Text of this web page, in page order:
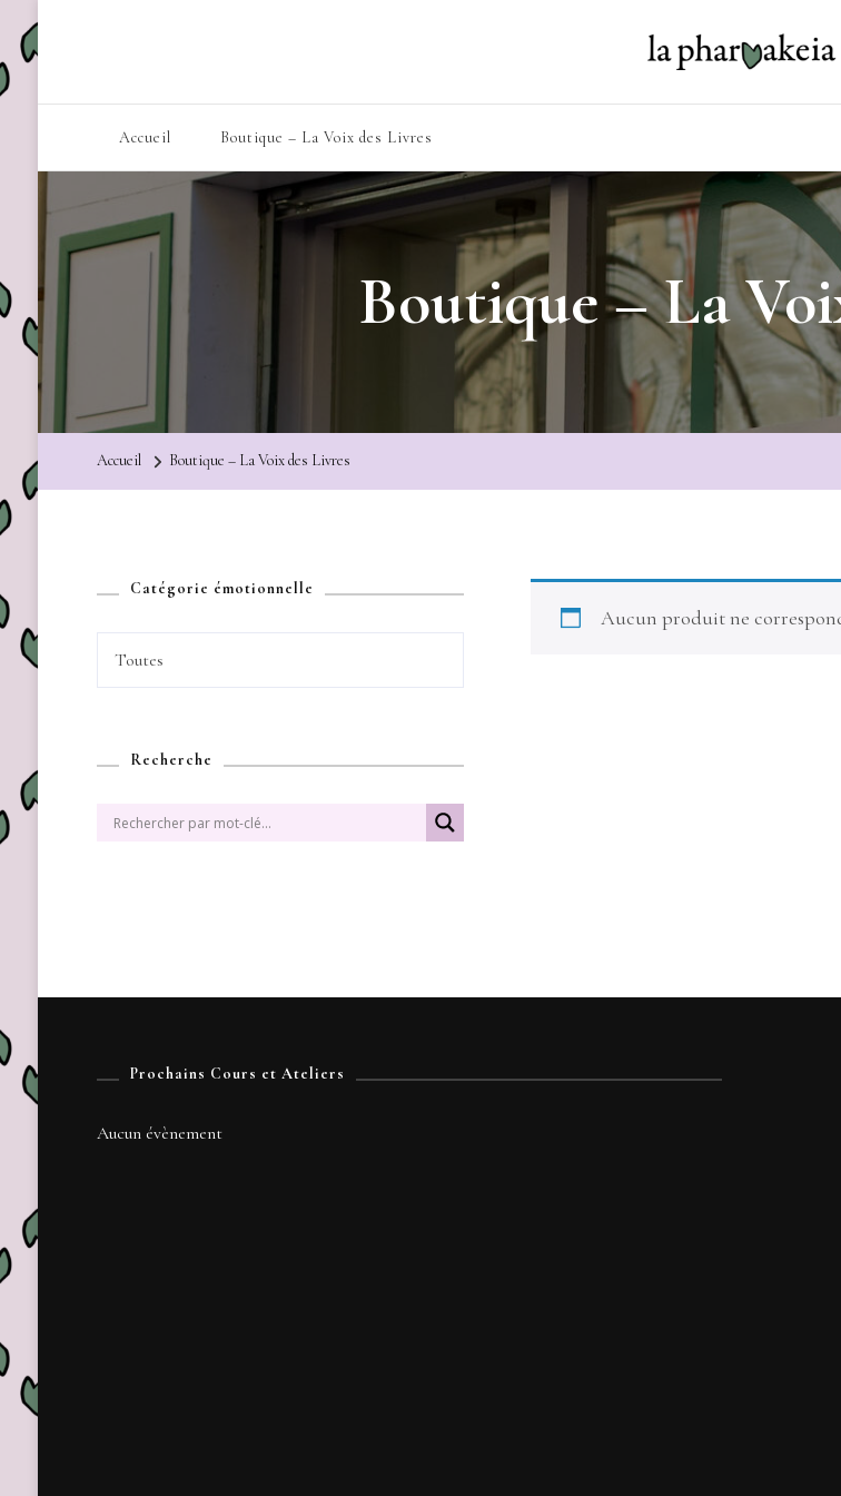
Accueil Boutique – La Voix des Livres
Boutique – La
Accueil Boutique – La Voix des Livres
Aucun produit ne
Catégorie émotionnelle
Toutes
Recherche
Prochains Cours et Ateliers
Aucun évènement